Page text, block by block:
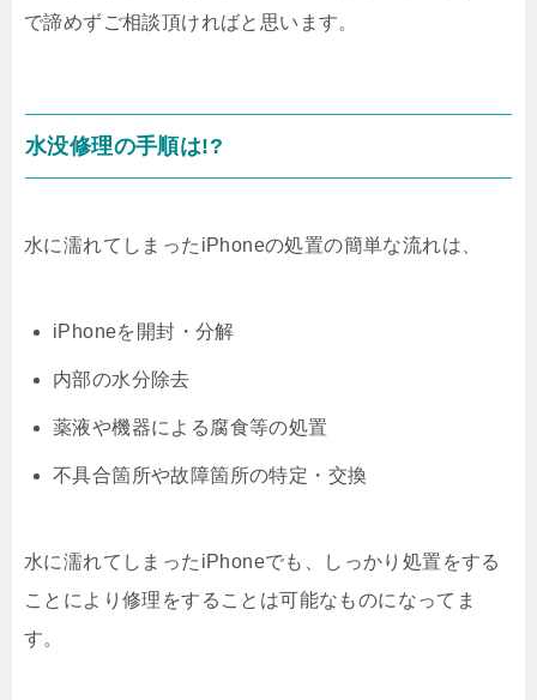
で諦めずご相談頂ければと思います。
水没修理の手順は!?
水に濡れてしまったiPhoneの処置の簡単な流れは、
iPhoneを開封・分解
内部の水分除去
薬液や機器による腐食等の処置
不具合箇所や故障箇所の特定・交換
水に濡れてしまったiPhoneでも、しっかり処置をする
ことにより修理をすることは可能なものになってま
す。